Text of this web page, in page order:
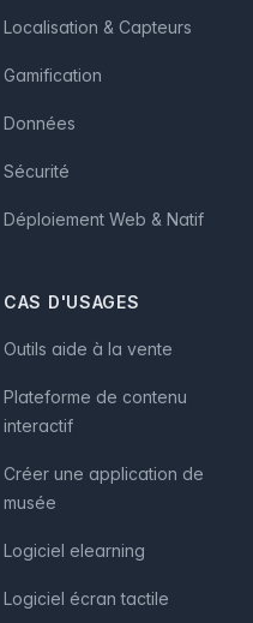
Localisation & Capteurs
Gamification
Données
Sécurité
Déploiement Web & Natif
CAS D'USAGES
Outils aide à la vente
Plateforme de contenu
interactif
Créer une application de
musée
Logiciel elearning
Logiciel écran tactile